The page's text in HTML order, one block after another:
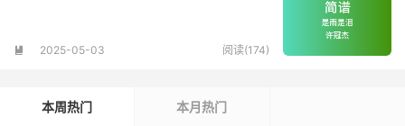
 2025-05-03 阅读(174)
本周热门 本月热门